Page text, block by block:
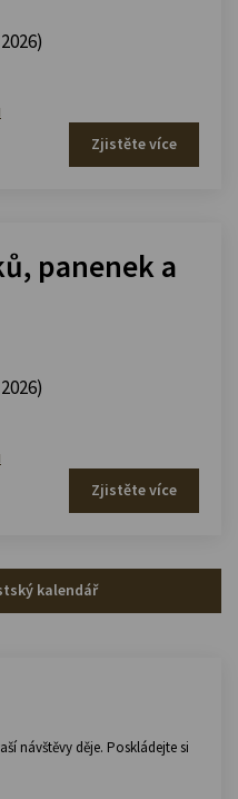
Zjistěte více
panenek a
Zjistěte více
kalendář
návštěvy děje. Poskládejte si